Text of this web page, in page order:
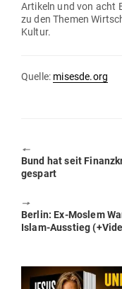
Artikeln und von acht
zu den Themen
Kultur.
Quelle: misesde.org
🠔
Previous
post:
Bund hat seit
gespart
🠖
Next
post:
Berlin: Ex-Moslem
Islam-Aus­stieg